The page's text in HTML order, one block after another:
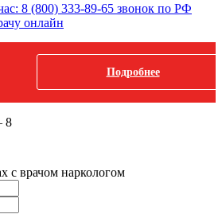
8 (800) 333-89-65 звонок по РФ
онлайн
Подробнее
8
с врачом наркологом